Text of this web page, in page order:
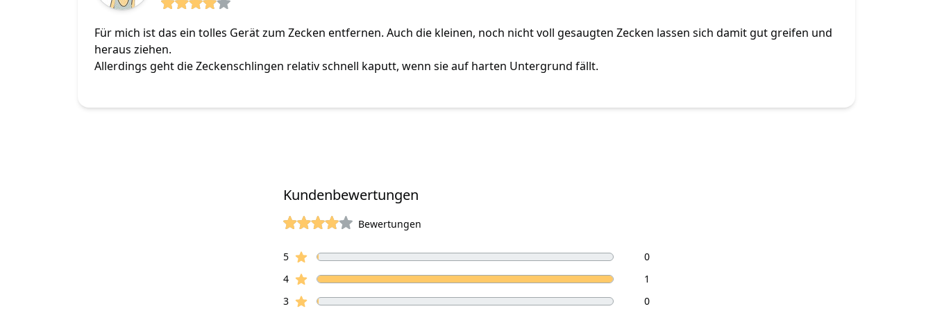
Für mich ist das ein tolles Gerät zum Zecken entfernen. Auch die kleinen, noch nicht voll gesaugten Zecken lassen sich damit gut greifen und
heraus ziehen.
Allerdings geht die Zeckenschlingen relativ schnell kaputt, wenn sie auf harten Untergrund fällt.
Kundenbewertungen
Bewertungen
Bewertungen
5Sterne Bewertungen
0
4Sterne Bewertungen
1
3Sterne Bewertungen 0